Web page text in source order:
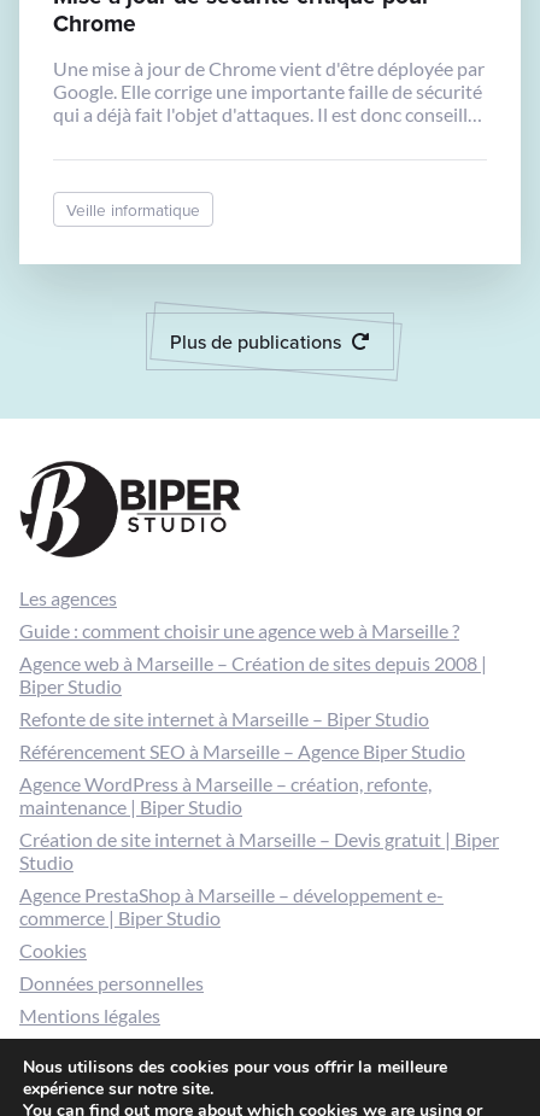
Chrome
Une mise à jour de Chrome vient d'être déployée par
Google. Elle corrige une importante faille de sécurité
qui a déjà fait l'objet d'attaques. Il est donc conseillé
possible.
Veille informatique
Plus de publications
Les agences
Guide : comment choisir une agence web à Marseille ?
Agence web à Marseille – Création de sites depuis 2008 |
Biper Studio
Refonte de site internet à Marseille – Biper Studio
Référencement SEO à Marseille – Agence Biper Studio
Agence WordPress à Marseille – création, refonte,
maintenance | Biper Studio
Création de site internet à Marseille – Devis gratuit | Biper
Studio
Agence PrestaShop à Marseille – développement e-
commerce | Biper Studio
Cookies
Données personnelles
Mentions légales
Nous utilisons des cookies pour vous offrir la meilleure
expérience sur notre site.
You can find out more about which cookies we are using or